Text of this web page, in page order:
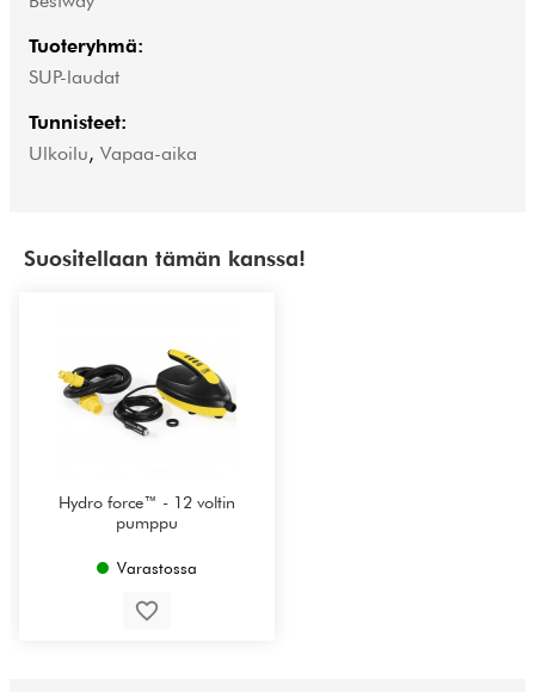
Tuoteryhmä:
SUP-laudat
Tunnisteet:
Ulkoilu, Vapaa-aika
Suositellaan tämän kanssa!
Hydro force™ - 12 voltin
pumppu
Varastossa